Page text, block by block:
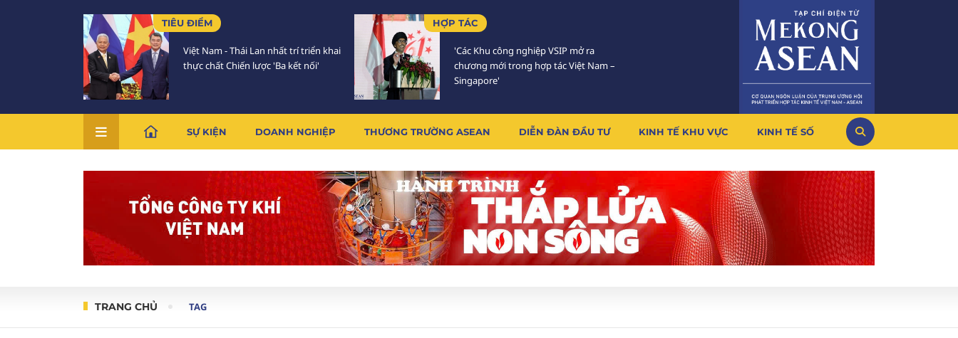
TIÊU ĐIỂM
Việt Nam - Thái Lan nhất trí triển khai
thực chất Chiến lược 'Ba kết nối'
HỢP TÁC
'Các Khu công nghiệp VSIP mở ra
chương mới trong hợp tác Việt Nam –
Singapore'
SỰ KIỆN DOANH NGHIỆP THƯƠNG TRƯỜNG ASEAN DIỄN ĐÀN ĐẦU TƯ KINH TẾ KHU VỰC KINH TẾ SỐ
TRANG CHỦ TAG